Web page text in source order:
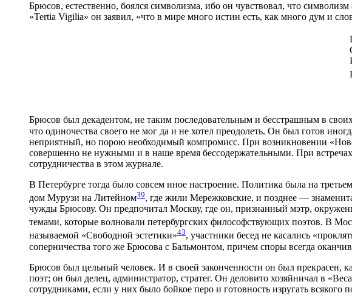
Брюсов, естественно, боялся символизма, ибо он чувствовал, что
«Tertia Vigilia» он заявил, «что в мире много истин есть, как много дум и
Брюсов был декадентом, не таким последовательным и бесстрашным в
что одиночества своего не мог да и не хотел преодолеть. Он был готов
неприятный, но порою необходимый компромисс. При возникновении
совершенно не нужными и в наше время бессодержательными. При
сотрудничества в этом журнале.
В Петербурге тогда было совсем иное настроение. Политика была на
дом Мурузи на Литейном39, где жили Мережковские, и позднее —
чужды Брюсову. Он предпочитал Москву, где он, признанный мэтр,
темами, которые волновали петербургских философствующих поэтов. В
называемой «Свободной эстетики»43, участники бесед не касались
соперничества того же Брюсова с Бальмонтом, причем споры всегда
Брюсов был цельный человек. И в своей законченности он был прекрасен,
поэт; он был делец, администратор, стратег. Он деловито хозяйничал в
сотрудниками, если у них было бойкое перо и готовность изругать всякого